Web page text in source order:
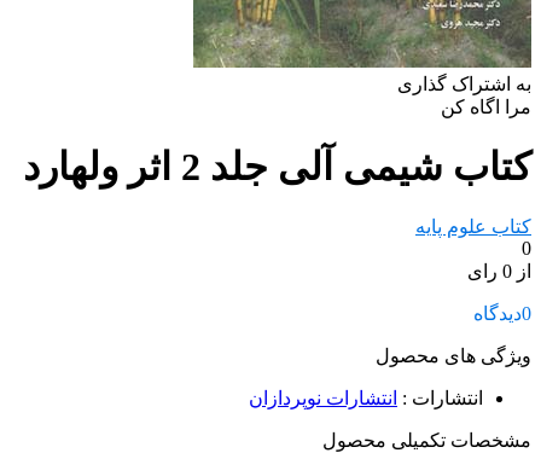
به اشتراک گذاری
مرا اگاه کن
کتاب شیمی آلی جلد 2 اثر ولهارد
کتاب علوم پایه
0
از 0 رای
0دیدگاه
ویژگی های محصول
انتشارات : انتشارات نوپردازان
مشخصات تکمیلی محصول